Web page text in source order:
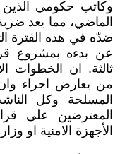
وكاتب حكومي
الماضي، مما يعد
ضدّه في هذه الفترة
عن بدءه بمشروع
ثالثة. ان الخطوات
من يعارض اجراء
المسلحة وكل
المعترضين على
الأجهزة الامنية او